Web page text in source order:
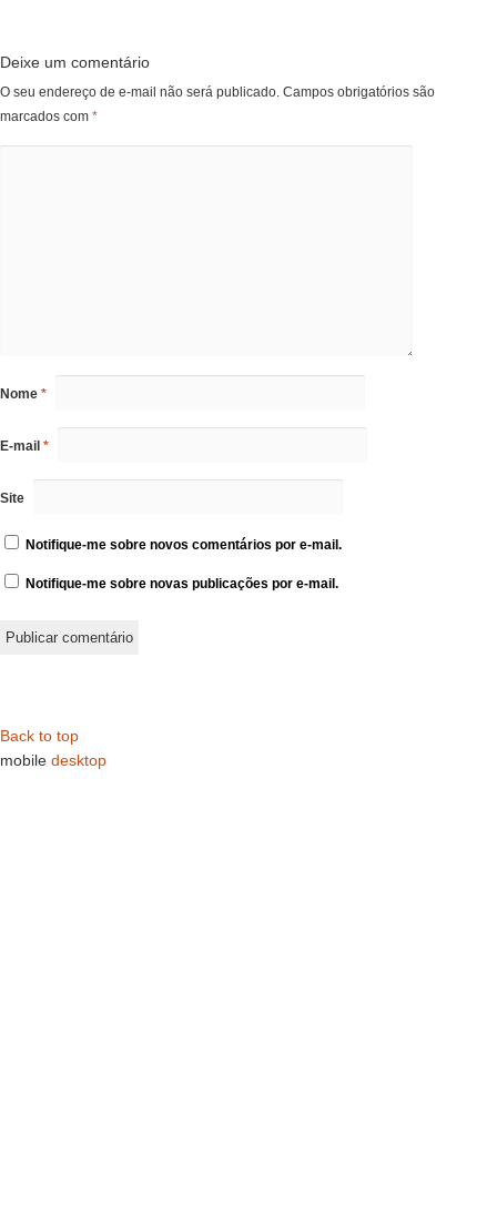
Deixe um comentário
O seu endereço de e-mail não será publicado. Campos obrigatórios são
marcados com *
Nome *
E-mail *
Site
Notifique-me sobre novos comentários por e-mail.
Notifique-me sobre novas publicações por e-mail.
Back to top
mobile desktop